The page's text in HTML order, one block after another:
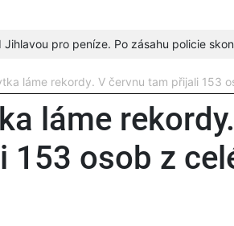
Jihlavou pro peníze. Po zásahu policie
láme rekordy. V červnu tam přijali 153
láme
153 osob z